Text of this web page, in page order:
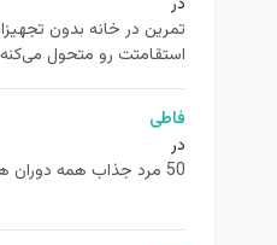
استقامتت رو متحول می‌کنه
فاطی
در
50 مرد جذاب همه دوران ها